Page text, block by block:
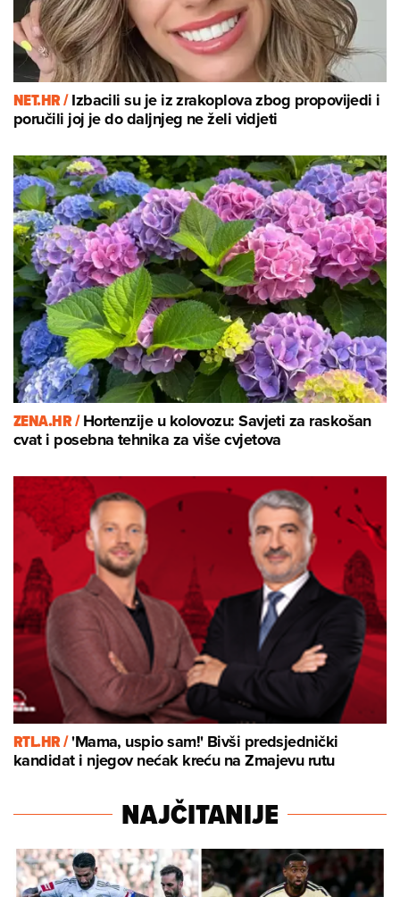
NET.HR /Izbacili su je iz zrakoplova zbog propovijedi i
poručili joj je do daljnjeg ne želi vidjeti
ZENA.HR /Hortenzije u kolovozu: Savjeti za raskošan
cvat i posebna tehnika za više cvjetova
RTL.HR /'Mama, uspio sam!' Bivši predsjednički
kandidat i njegov nećak kreću na Zmajevu rutu
NAJČITANIJE